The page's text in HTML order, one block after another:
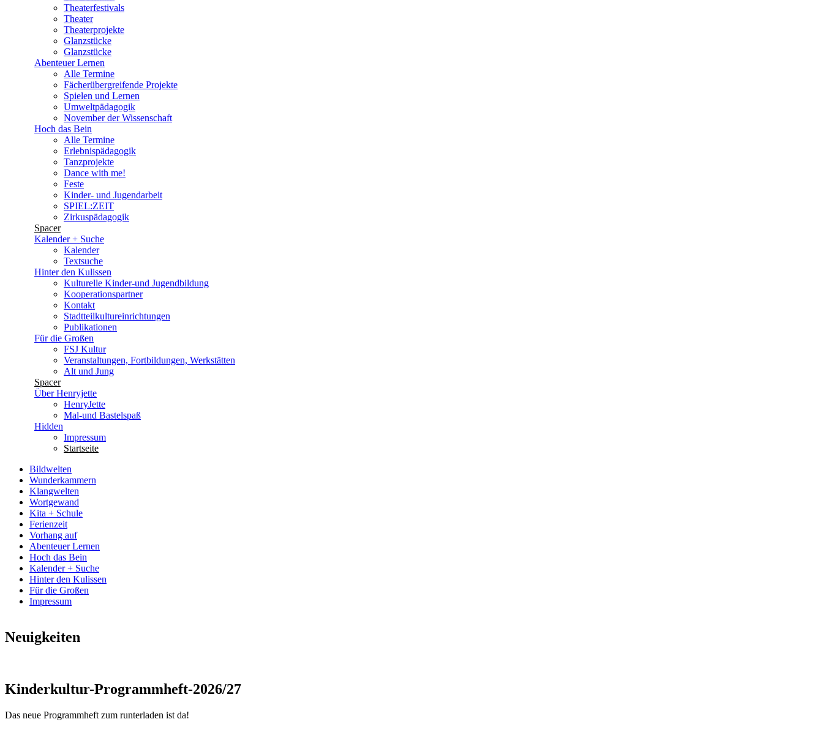
Theaterfestivals
Theater
Theaterprojekte
Glanzstücke
Glanzstücke
Abenteuer Lernen
Alle Termine
Fächerübergreifende Projekte
Spielen und Lernen
Umweltpädagogik
November der Wissenschaft
Hoch das Bein
Alle Termine
Erlebnispädagogik
Tanzprojekte
Dance with me!
Feste
Kinder- und Jugendarbeit
SPIEL:ZEIT
Zirkuspädagogik
Spacer
Kalender + Suche
Kalender
Textsuche
Hinter den Kulissen
Kulturelle Kinder-und Jugendbildung
Kooperationspartner
Kontakt
Stadtteilkultureinrichtungen
Publikationen
Für die Großen
FSJ Kultur
Veranstaltungen, Fortbildungen, Werkstätten
Alt und Jung
Spacer
Über Henryjette
HenryJette
Mal-und Bastelspaß
Hidden
Impressum
Startseite
Bildwelten
Wunderkammern
Klangwelten
Wortgewand
Kita + Schule
Ferienzeit
Vorhang auf
Abenteuer Lernen
Hoch das Bein
Kalender + Suche
Hinter den Kulissen
Für die Großen
Impressum
Neuigkeiten
Kinderkultur-Programmheft-2026/27
Das neue Programmheft zum runterladen ist da!